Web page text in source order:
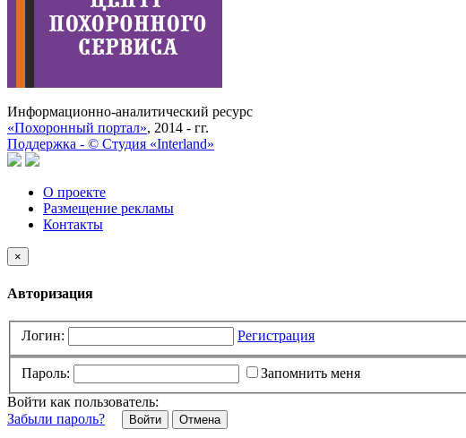
Информационно-аналитический ресурс
«Похоронный портал», 2014 - гг.
Поддержка - © Cтудия «Interland»
О проекте
Размещение рекламы
Контакты
×
Авторизация
Логин: Регистрация
Пароль:
Запомнить меня
Войти как пользователь:
Забыли пароль?
Отмена